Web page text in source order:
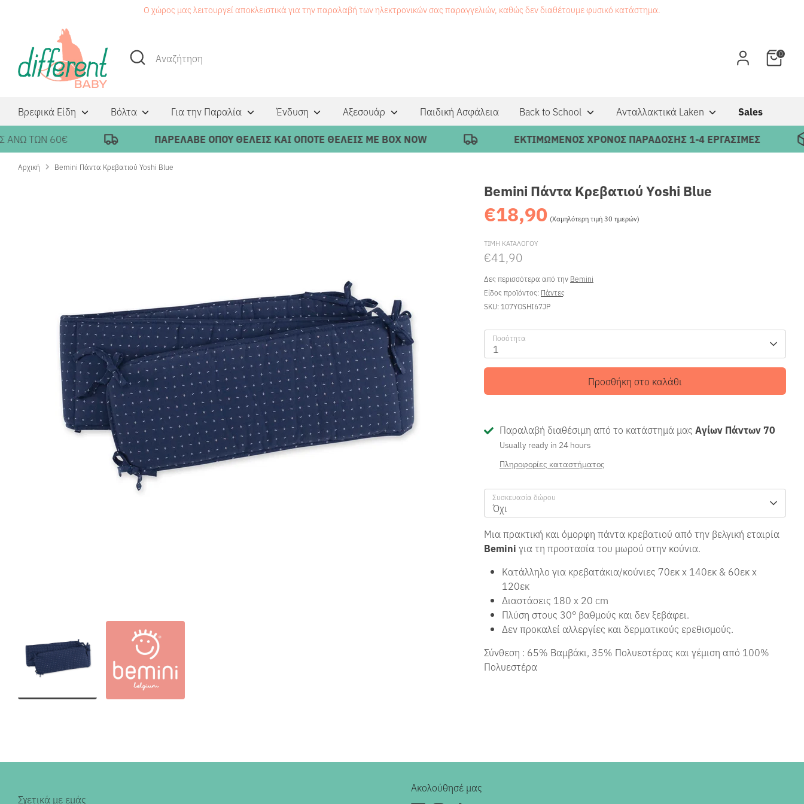
Ο χώρος μας λειτουργεί αποκλειστικά για την παραλαβή των ηλεκτρονικών σας παραγγελιών, καθώς δεν διαθέτουμε φυσικό κατάστημα.
Αναζήτηση
Αναζήτηση 0
Βρεφικά Είδη Βόλτα Για την Παραλία Ένδυση Αξεσουάρ Παιδική Ασφάλεια Back to School Ανταλλακτικά Laken Sales
ΤΩΝ 60€ ΠΑΡΕΛΑΒΕ ΟΠΟΥ ΘΕΛΕΙΣ ΚΑΙ ΟΠΟΤΕ ΘΕΛΕΙΣ ΜΕ BOX NOW ΕΚΤΙΜΩΜΕΝΟΣ ΧΡΟΝΟΣ ΠΑΡΑΔΟΣΗΣ 1-4 ΕΡΓΑΣΙΜΕΣ
Αρχική Bemini Πάντα Κρεβατιού Yoshi Blue
Bemini Πάντα Κρεβατιού Yoshi Blue
€18,90 (Χαμηλότερη τιμή 30 ημερών)
ΤΙΜΗ ΚΑΤΑΛΟΓΟΥ
€41,90
Δες περισσότερα από την Bemini
Είδος προϊόντος: Πάντες
SKU: 107YOSHI67JP
Ποσότητα
1
Προσθήκη στο καλάθι
Παραλαβή διαθέσιμη από το κατάστημά μαςΑγίων Πάντων 70
Usually ready in 24 hours
Πληροφορίες καταστήματος
Συσκευασία δώρου
Όχι
Μια πρακτική και όμορφη πάντα κρεβατιού από την βελγική εταιρία
Bemini για τη προστασία του μωρού στην κούνια.
Κατάλληλο για κρεβατάκια/κούνιες 70εκ x 140εκ & 60εκ x
120εκ
Διαστάσεις 180 x 20 cm
Πλύση στους 30° βαθμούς και δεν ξεβάφει.
Δεν προκαλεί αλλεργίες και δερματικούς ερεθισμούς.
Σύνθεση : 65% Βαμβάκι, 35% Πολυεστέρας και γέμιση από 100%
Πολυεστέρα
Σχετικά με εμάς
Ακολούθησέ μας